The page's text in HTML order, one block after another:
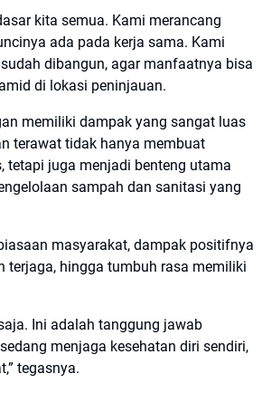
kita semua. Kami merancang
ada pada kerja sama. Kami
dibangun, agar manfaatnya bisa
di lokasi peninjauan.
memiliki dampak yang sangat luas
terawat tidak hanya membuat
tetapi juga menjadi benteng utama
sampah dan sanitasi yang
masyarakat, dampak positifnya
terjaga, hingga tumbuh rasa memiliki
Ini adalah tanggung jawab
menjaga kesehatan diri sendiri,
tegasnya.